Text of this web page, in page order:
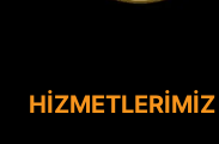
HİZMETLERİMİZ